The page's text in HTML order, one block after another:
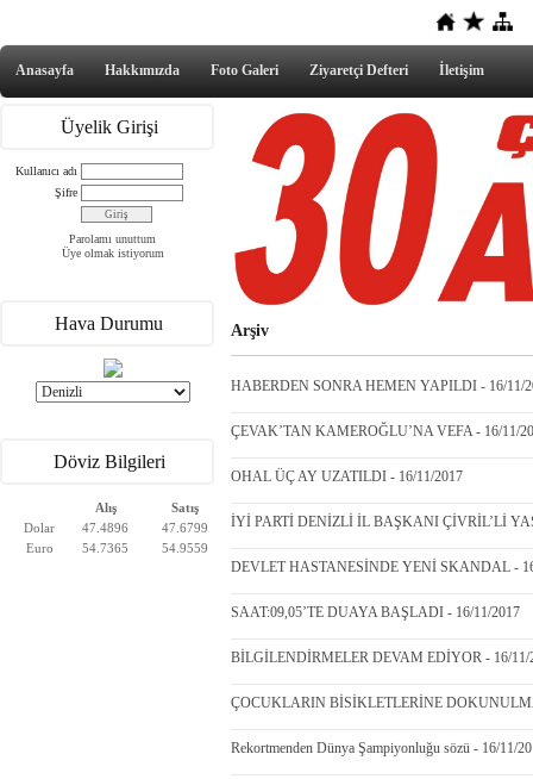
Anasayfa Hakkımızda Foto Galeri Ziyaretçi Defteri İletişim
Üyelik Girişi
Kullanıcı adı
Şifre
Parolamı unuttum
Üye olmak istiyorum
Hava Durumu
Döviz Bilgileri
Alış
Satış
Dolar
47.4896
47.6799
Euro
54.7365 54.9559
Arşiv
HABERDEN SONRA HEMEN YAPILDI - 16/11/
ÇEVAK’TAN KAMEROĞLU’NA VEFA - 16/11/
OHAL ÜÇ AY UZATILDI - 16/11/2017
İYİ PARTİ DENİZLİ İL BAŞKANI ÇİVRİL’Lİ
DEVLET HASTANESİNDE YENİ SKANDAL -
SAAT:09,05’TE DUAYA BAŞLADI - 16/11/2017
BİLGİLENDİRMELER DEVAM EDİYOR - 16/11/
ÇOCUKLARIN BİSİKLETLERİNE
Rekortmenden Dünya Şampiyonluğu sözü - 16/11/